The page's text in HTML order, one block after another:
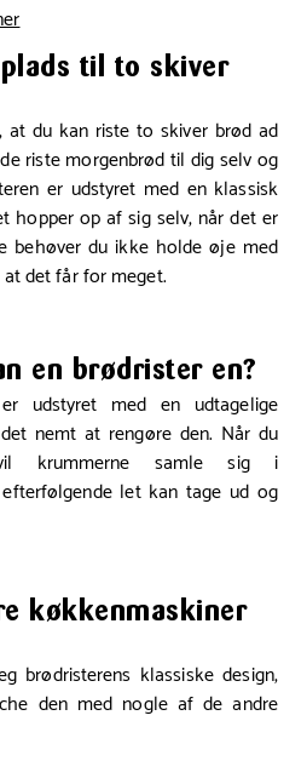
til to skiver
at du kan riste to skiver brød ad
riste morgenbrød til dig selv og
er udstyret med en klassisk
hopper op af sig selv, når det er
behøver du ikke holde øje med
det får for meget.
en brødrister en?
udstyret med en udtagelige
nemt at rengøre den. Når du
krummerne samle sig i
let kan tage ud og
køkkenmaskiner
brødristerens klassiske design,
den med nogle af de andre